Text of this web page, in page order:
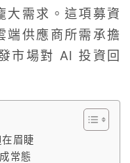
大需求。這項募資
端供應商所需承擔
市場對 AI 投資回
眉睫
常態